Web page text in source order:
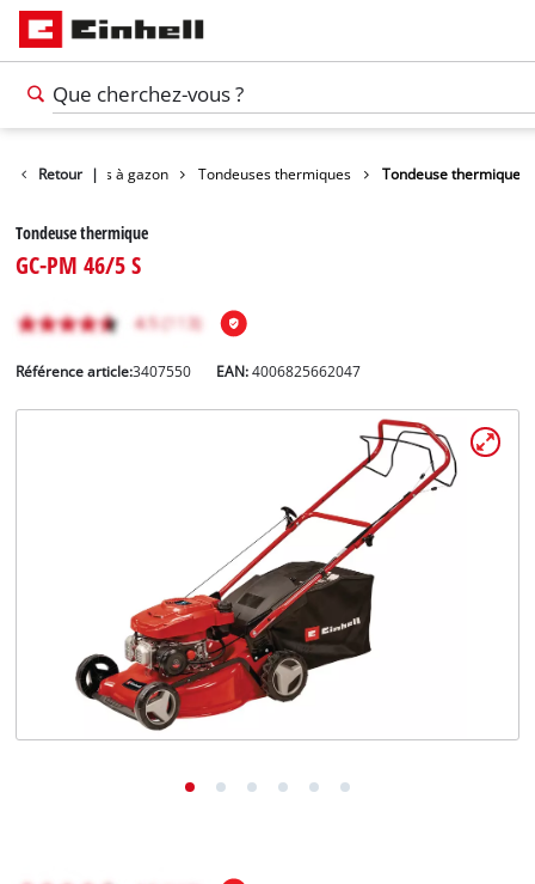
Retour |
Tondeuses à gazon Tondeuses thermiques Tondeuse thermique
Tondeuse thermique
GC-PM 46/5 S
Référence article:3407550 EAN:4006825662047